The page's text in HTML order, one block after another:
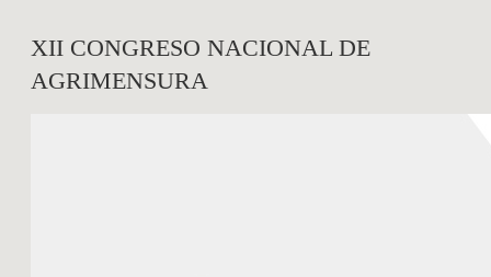
XII CONGRESO NACIONAL DE
AGRIMENSURA